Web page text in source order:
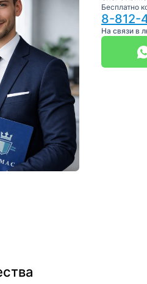
Бесплатно
8-812-
На связи в